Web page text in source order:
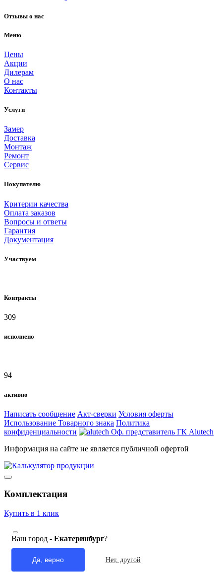
Отзывы о нас
Меню
Цены
Акции
Дилерам
О нас
Контакты
Услуги
Замер
Доставка
Монтаж
Ремонт
Сервис
Покупателю
Критерии качества
Оплата заказов
Вопросы и ответы
Гарантия
Документация
Участвуем
Контракты
309
исполнено
94
активно
Написать сообщение Акт-сверки Условия оферты
Использование Товарного знака Политика
конфиденциальности
Оф. представитель ГК Alutech
Информация на сайте не является публичной офертой
Комплектация
Купить в 1 клик
Ваш город - Екатеринбург?
Да, верно Нет, другой